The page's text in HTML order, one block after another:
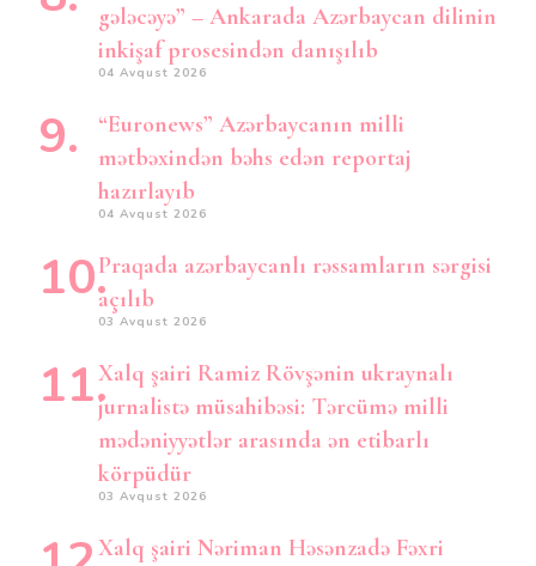
gələcəyə” – Ankarada Azərbaycan dilinin
inkişaf prosesindən danışılıb
04 Avqust 2026
“Euronews” Azərbaycanın milli
mətbəxindən bəhs edən reportaj
hazırlayıb
04 Avqust 2026
Praqada azərbaycanlı rəssamların sərgisi
açılıb
03 Avqust 2026
Xalq şairi Ramiz Rövşənin ukraynalı
jurnalistə müsahibəsi: Tərcümə milli
mədəniyyətlər arasında ən etibarlı
körpüdür
03 Avqust 2026
Xalq şairi Nəriman Həsənzadə Fəxri